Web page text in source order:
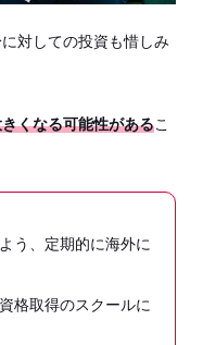
対しての投資も惜しみ
くなる可能性があるこ
う、定期的に海外に
格取得のスクールに